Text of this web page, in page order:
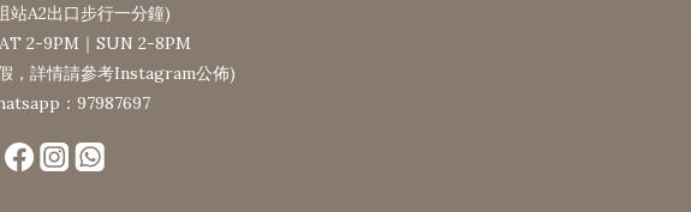
站A2出口步行一分鐘)
2-9PM｜SUN 2-8PM
，詳情請參考Instagram公佈)
：97987697